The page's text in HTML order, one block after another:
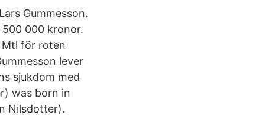
Gummesson.
000 kronor.
Mtl för roten
lever
sjukdom med
was born in
Nilsdotter).